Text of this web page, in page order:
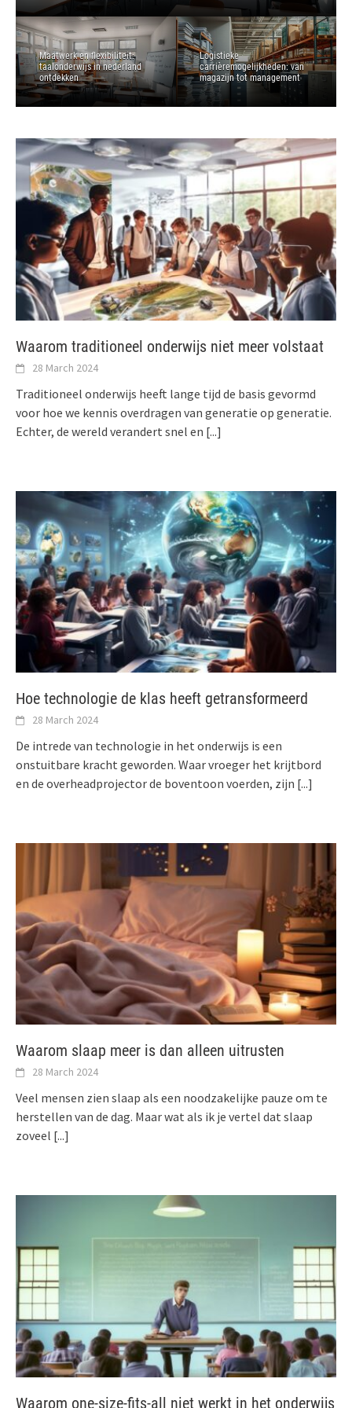
Maatwerk en flexibiliteit:
taalonderwijs in nederland
ontdekken
Logistieke
carrièremogelijkheden: van
magazijn tot management
Waarom traditioneel onderwijs niet meer volstaat
28 March 2024
Traditioneel onderwijs heeft lange tijd de basis gevormd
voor hoe we kennis overdragen van generatie op generatie.
Echter, de wereld verandert snel en [...]
Hoe technologie de klas heeft getransformeerd
28 March 2024
De intrede van technologie in het onderwijs is een
onstuitbare kracht geworden. Waar vroeger het krijtbord
en de overheadprojector de boventoon voerden, zijn [...]
Waarom slaap meer is dan alleen uitrusten
28 March 2024
Veel mensen zien slaap als een noodzakelijke pauze om te
herstellen van de dag. Maar wat als ik je vertel dat slaap
zoveel [...]
Waarom one-size-fits-all niet werkt in het onderwijs